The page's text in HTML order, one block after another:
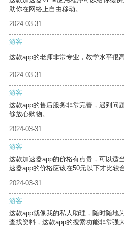
助你在网络上自由移动。
2024-03-31
游客
这款app的老师非常专业，教学水平很
2024-03-31
游客
这款app的售后服务非常完善，遇到问
够放心购物。
2024-03-31
游客
这款加速器app的价格有点贵，可以适
速器app的价格应该在50元以下才比较
2024-03-31
游客
这款app就像我的私人助理，随时随地
查找资料，这款app的搜索功能非常强